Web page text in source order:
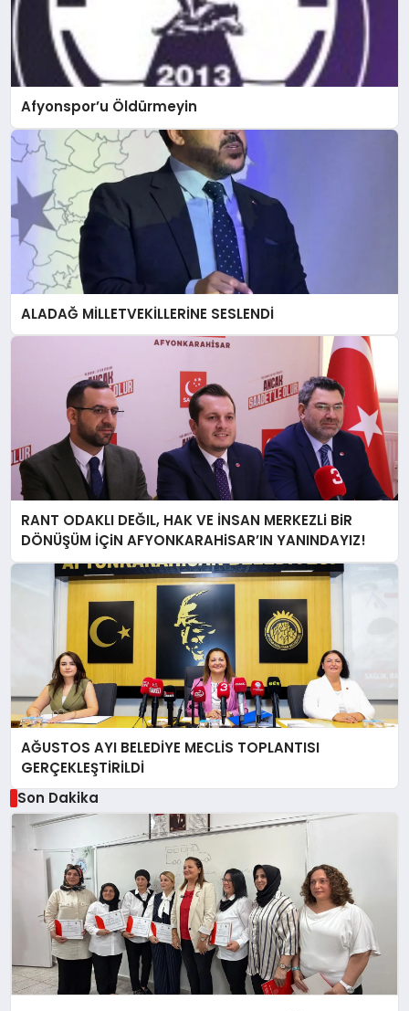
Afyonspor’u Öldürmeyin
ALADAĞ MİLLETVEKİLLERİNE SESLENDİ
RANT ODAKLI DEĞIL, HAK VE İNSAN MERKEZLi BiR
DÖNÜŞÜM İÇiN AFYONKARAHiSAR’IN YANINDAYIZ!
AĞUSTOS AYI BELEDİYE MECLİS TOPLANTISI
GERÇEKLEŞTİRİLDİ
Son Dakika